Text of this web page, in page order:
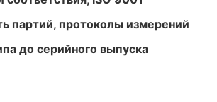
партий, протоколы измерений
до серийного выпуска